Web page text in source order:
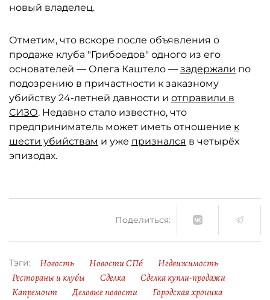
новый владелец.
Отметим, что вскоре после объявления о
продаже клуба "Грибоедов" одного из его
основателей — Олега Каштело — задержали по
подозрению в причастности к заказному
убийству 24-летней давности и отправили в
СИЗО. Недавно стало известно, что
предприниматель может иметь отношение к
шести убийствам и уже признался в четырёх
эпизодах.
Поделиться:
Тэги: Новость Новости СПб
Недвижимость
Рестораны и клубы
Сделка
Сделка купли-продажи
Капремонт
Деловые новости Городская хроника